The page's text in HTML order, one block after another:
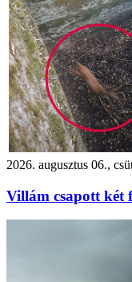
2026. augusztus 06.,
Villám csapott két